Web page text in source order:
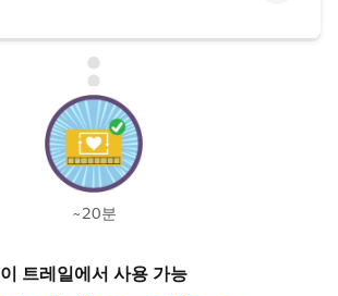
~20분
이 트레일에서 사용 가능